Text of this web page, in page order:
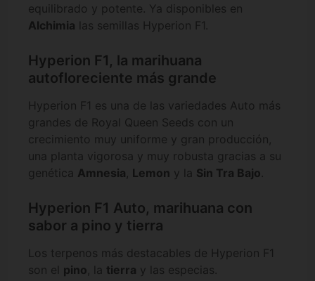
equilibrado y potente. Ya disponibles en
Alchimia las semillas Hyperion F1.
Hyperion F1, la marihuana
autofloreciente más grande
Hyperion F1 es una de las variedades Auto más
grandes de Royal Queen Seeds con un
crecimiento muy uniforme y gran producción,
una planta vigorosa y muy robusta gracias a su
genética Amnesia Lemon y la Sin Tra Bajo
Hyperion F1 Auto, marihuana con
sabor a pino y tierra
Los terpenos más destacables de Hyperion F1
son el pino , la tierra y las especias.